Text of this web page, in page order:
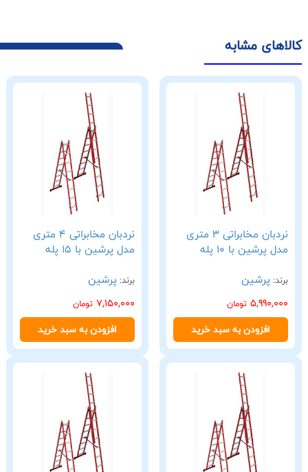
کالاهای مشابه
نردبان مخابراتی 3 متری
مدل پرشین با 10 پله
برند: پرشین
5,990,000 تومان
افزودن به سبد خرید
نردبان مخابراتی 4 متری
مدل پرشین با 15 پله
برند: پرشین
7,150,000 تومان
افزودن به سبد خرید